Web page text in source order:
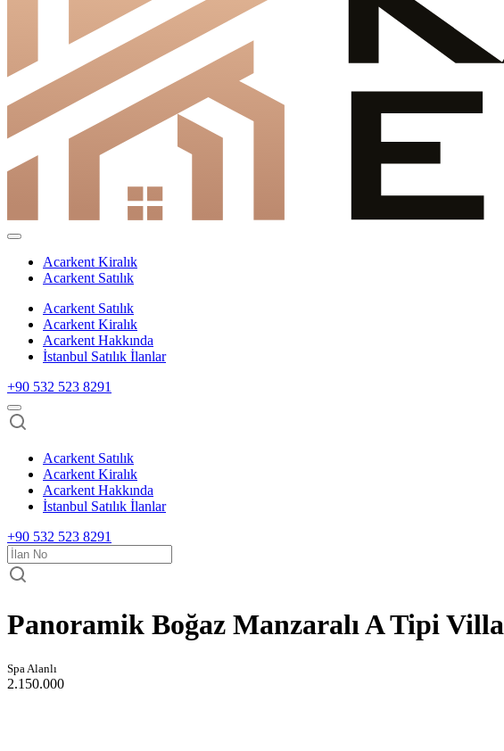
Acarkent Kiralık
Acarkent Satılık
Acarkent Satılık
Acarkent Kiralık
Acarkent Hakkında
İstanbul Satılık İlanlar
+90 532 523 8291
Acarkent Satılık
Acarkent Kiralık
Acarkent Hakkında
İstanbul Satılık İlanlar
+90 532 523 8291
Panoramik Boğaz Manzaralı A Tipi Villa
Spa Alanlı
2.150.000